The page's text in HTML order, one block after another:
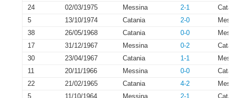
24
02/03/1975 Messina 2-1
5
13/10/1974 Catania 2-0
38
26/05/1968 Catania 0-0
17
31/12/1967 Messina 0-2
30
23/04/1967 Catania 1-1
11
20/11/1966 Messina 0-0
22
21/02/1965 Catania 4-2
5
11/10/1964 Messina 2-1